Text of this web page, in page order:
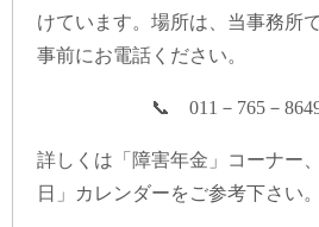
けています。場所は、当事務所
事前にお電話ください。
📞 011－765－
詳しくは「障害年金」コーナー
日」カレンダーをご参考下さい。